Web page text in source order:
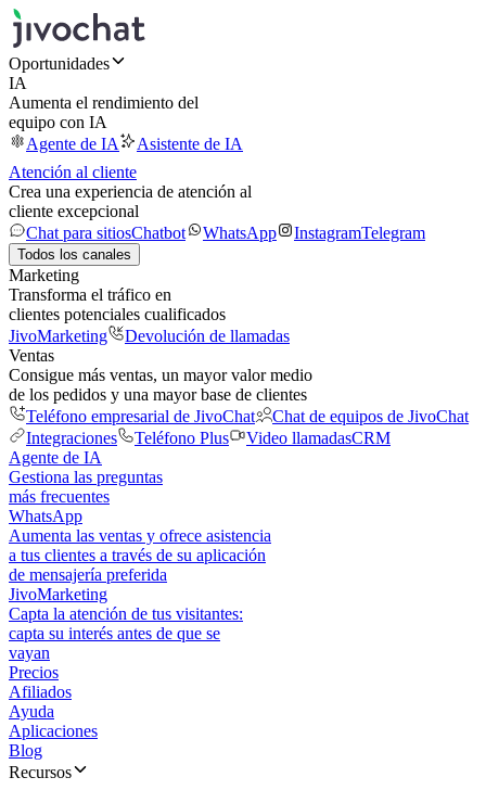
Oportunidades
IA
Aumenta el rendimiento del
equipo con IA
Agente de IA
Asistente de IA
Atención al cliente
Crea una experiencia de atención al
cliente excepcional
Chat para sitiosChatbot WhatsApp InstagramTelegram
Todos los canales
Marketing
Transforma el tráfico en
clientes potenciales cualificados
JivoMarketing
Devolución de llamadas
Ventas
Consigue más ventas, un mayor valor medio
de los pedidos y una mayor base de clientes
Teléfono empresarial de JivoChat
Chat de equipos de JivoChat
Integraciones
Teléfono Plus Video llamadasCRM
Agente de IA
Gestiona las preguntas
más frecuentes
WhatsApp
Aumenta las ventas y ofrece asistencia
a tus clientes a través de su aplicación
de mensajería preferida
JivoMarketing
Capta la atención de tus visitantes:
capta su interés antes de que se
vayan
Precios
Afiliados
Ayuda
Aplicaciones
Blog
Recursos